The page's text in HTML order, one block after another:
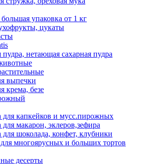
упаковка от 1 кг
цукаты
пудра, нетающая сахарная пудра
выпечки
крема, безе
для капкейков и мусс.пирожных
для макарон, эклеров,зефира
для шоколада, конфет, клубники
многоярусных и больших тортов
десерты